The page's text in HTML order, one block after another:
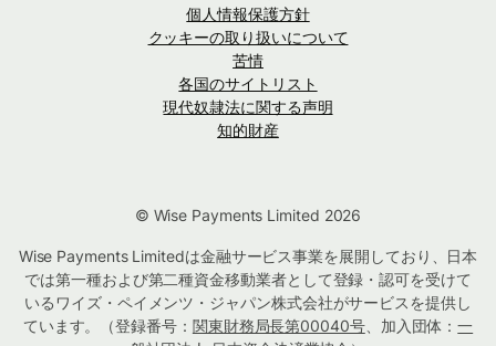
個人情報保護方針
クッキーの取り扱いについて
苦情
各国のサイトリスト
現代奴隷法に関する声明
知的財産
© Wise Payments Limited 2026
Wise Payments Limitedは金融サービス事業を展開しており、日本
では第一種および第二種資金移動業者として登録・認可を受けて
いるワイズ・ペイメンツ・ジャパン株式会社がサービスを提供し
ています。（登録番号： 関東財務局長第00040号、加入団体：一